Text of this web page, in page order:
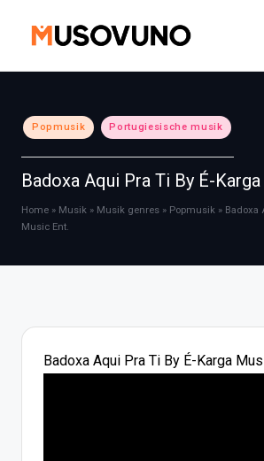
Posted
in
Popmusik Portugiesische musik
Badoxa Aqui Pra Ti By É-
Home » Musik » Musik genres » Popmusik » Badoxa
Music Ent.
Badoxa Aqui Pra Ti By É-Karga